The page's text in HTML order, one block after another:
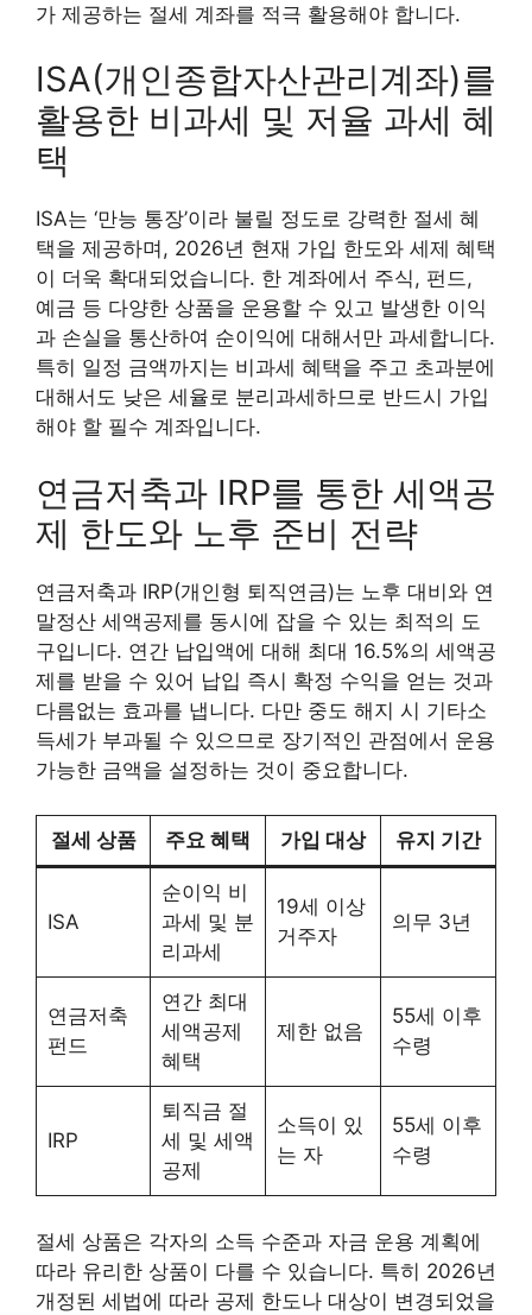
가 제공하는 절세 계좌를 적극 활용해야 합니다.
ISA(개인종합자산관리계좌)를
활용한 비과세 및 저율 과세 혜
택
ISA는 ‘만능 통장’이라 불릴 정도로 강력한 절세 혜
택을 제공하며, 2026년 현재 가입 한도와 세제 혜택
이 더욱 확대되었습니다. 한 계좌에서 주식, 펀드,
예금 등 다양한 상품을 운용할 수 있고 발생한 이익
과 손실을 통산하여 순이익에 대해서만 과세합니다.
특히 일정 금액까지는 비과세 혜택을 주고 초과분에
대해서도 낮은 세율로 분리과세하므로 반드시 가입
해야 할 필수 계좌입니다.
연금저축과 IRP를 통한 세액공
제 한도와 노후 준비 전략
연금저축과 IRP(개인형 퇴직연금)는 노후 대비와 연
말정산 세액공제를 동시에 잡을 수 있는 최적의 도
구입니다. 연간 납입액에 대해 최대 16.5%의 세액공
제를 받을 수 있어 납입 즉시 확정 수익을 얻는 것과
다름없는 효과를 냅니다. 다만 중도 해지 시 기타소
득세가 부과될 수 있으므로 장기적인 관점에서 운용
가능한 금액을 설정하는 것이 중요합니다.
절세 상품 주요 혜택 가입 대상 유지 기간
ISA
순이익 비
과세 및 분
리과세
19세 이상
거주자
의무 3년
연금저축
펀드
연간 최대
세액공제
혜택
제한 없음
55세 이후
수령
IRP
퇴직금 절
세 및 세액
공제
소득이 있
는 자
55세 이후
수령
절세 상품은 각자의 소득 수준과 자금 운용 계획에
따라 유리한 상품이 다를 수 있습니다. 특히 2026년
개정된 세법에 따라 공제 한도나 대상이 변경되었을